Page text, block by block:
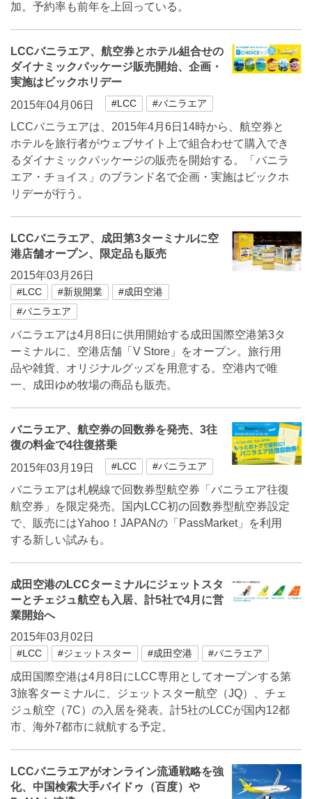
加。予約率も前年を上回っている。
LCCバニラエア、航空券とホテル組合せの
ダイナミックパッケージ販売開始、企画・
実施はビックホリデー
2015年04月06日
#LCC #バニラエア
LCCバニラエアは、2015年4月6日14時から、航空券と
ホテルを旅行者がウェブサイト上で組合わせて購入でき
るダイナミックパッケージの販売を開始する。「バニラ
エア・チョイス」のブランド名で企画・実施はビックホ
リデーが行う。
LCCバニラエア、成田第3ターミナルに空
港店舗オープン、限定品も販売
2015年03月26日
#LCC #新規開業
#成田空港
#バニラエア
バニラエアは4月8日に供用開始する成田国際空港第3タ
ーミナルに、空港店舗「V Store」をオープン。旅行用
品や雑貨、オリジナルグッズを用意する。空港内で唯
一、成田ゆめ牧場の商品も販売。
バニラエア、航空券の回数券を発売、3往
復の料金で4往復搭乗
2015年03月19日
#LCC #バニラエア
バニラエアは札幌線で回数券型航空券「バニラエア往復
航空券」を限定発売。国内LCC初の回数券型航空券設定
で、販売にはYahoo！JAPANの「PassMarket」を利用
する新しい試みも。
成田空港のLCCターミナルにジェットスタ
ーとチェジュ航空も入居、計5社で4月に営
業開始へ
2015年03月02日
#LCC #ジェットスター #成田空港 #バニラエア
成田国際空港は4月8日にLCC専用としてオープンする第
3旅客ターミナルに、ジェットスター航空（JQ）、チェ
ジュ航空（7C）の入居を発表。計5社のLCCが国内12都
市、海外7都市に就航する予定。
LCCバニラエアがオンライン流通戦略を強
化、中国検索大手バイドゥ（百度）や